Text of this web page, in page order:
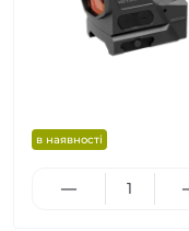
в наявності